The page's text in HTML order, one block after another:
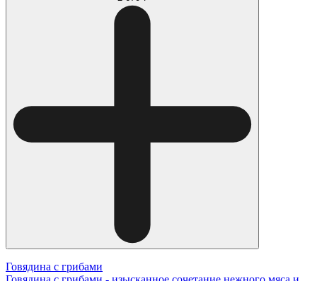
Говядина с грибами